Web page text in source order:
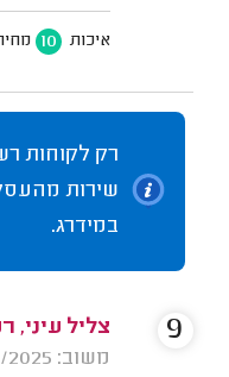
איכות 10
רק לקוחות
שירות
במידרג.
צליל עיני,
משוב: 24/08/2025
9